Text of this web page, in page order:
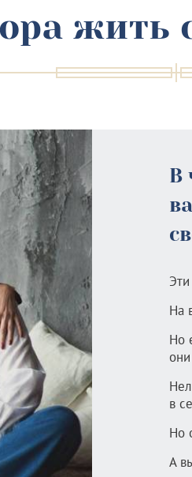
жить
В
На
Но
в
Но
А